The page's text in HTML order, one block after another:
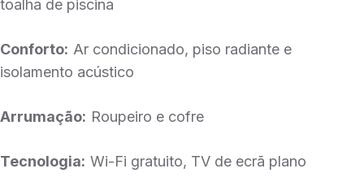
toalha de piscina
Conforto: Ar condicionado, piso radiante e
isolamento acústico
Arrumação: Roupeiro e cofre
Tecnologia: Wi-Fi gratuito, TV de ecrã plano